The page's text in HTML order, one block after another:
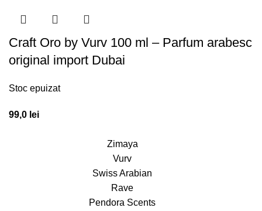
Craft Oro by Vurv 100 ml – Parfum arabesc
original import Dubai
Stoc epuizat
99,0 lei
Zimaya
Vurv
Swiss Arabian
Rave
Pendora Scents